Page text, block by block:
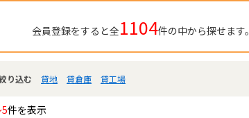
会員登録をすると全1104件の中から探せます。
り込む 貸地 貸倉庫 貸工場
件を表示